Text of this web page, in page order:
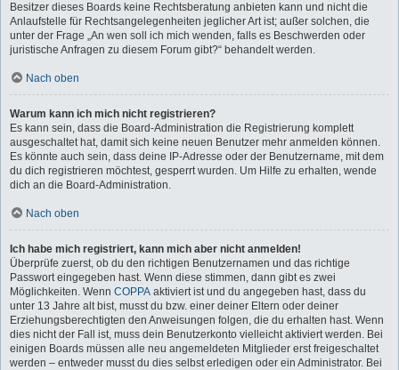
Besitzer dieses Boards keine Rechtsberatung anbieten kann und nicht die
Anlaufstelle für Rechtsangelegenheiten jeglicher Art ist; außer solchen, die
unter der Frage „An wen soll ich mich wenden, falls es Beschwerden oder
juristische Anfragen zu diesem Forum gibt?“ behandelt werden.
Nach oben
Warum kann ich mich nicht registrieren?
Es kann sein, dass die Board-Administration die Registrierung komplett
ausgeschaltet hat, damit sich keine neuen Benutzer mehr anmelden können.
Es könnte auch sein, dass deine IP-Adresse oder der Benutzername, mit dem
du dich registrieren möchtest, gesperrt wurden. Um Hilfe zu erhalten, wende
dich an die Board-Administration.
Nach oben
Ich habe mich registriert, kann mich aber nicht anmelden!
Überprüfe zuerst, ob du den richtigen Benutzernamen und das richtige
Passwort eingegeben hast. Wenn diese stimmen, dann gibt es zwei
Möglichkeiten. Wenn COPPA aktiviert ist und du angegeben hast, dass du
unter 13 Jahre alt bist, musst du bzw. einer deiner Eltern oder deiner
Erziehungsberechtigten den Anweisungen folgen, die du erhalten hast. Wenn
dies nicht der Fall ist, muss dein Benutzerkonto vielleicht aktiviert werden. Bei
einigen Boards müssen alle neu angemeldeten Mitglieder erst freigeschaltet
werden – entweder musst du dies selbst erledigen oder ein Administrator. Bei